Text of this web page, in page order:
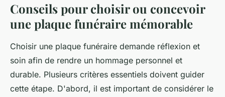
Conseils pour choisir ou concevoir
une plaque funéraire mémorable
Choisir une plaque funéraire demande réflexion et
soin afin de rendre un hommage personnel et
durable. Plusieurs critères essentiels doivent guider
cette étape. D'abord, il est important de considérer le